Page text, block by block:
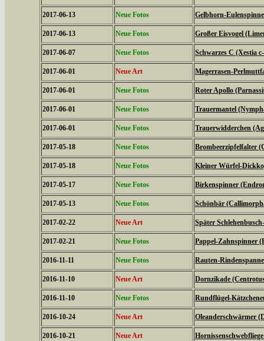
2017-06-13 Neue Fotos Gelbhorn-
2017-06-13 Neue Fotos Großer Eisvogel
2017-06-07 Neue Fotos Schwarzes C (Xestia
2017-06-01 Neue Art Magerrasen-
2017-06-01 Neue Fotos Roter Apollo
2017-06-01 Neue Fotos Trauermantel
2017-06-01 Neue Fotos Trauerwidderchen
2017-05-18 Neue Fotos Brombeerzipfelfalter
2017-05-18 Neue Fotos Kleiner Würfel-
2017-05-17 Neue Fotos Birkenspinner
2017-05-13 Neue Fotos Schönbär
2017-02-22 Neue Art Später
2017-02-21 Neue Fotos Pappel-Zahnspinner
2016-11-11 Neue Fotos Rauten-
2016-11-10 Neue Art Dornzikade
2016-11-10 Neue Fotos Rundflügel-
2016-10-24 Neue Art Oleanderschwärmer
2016-10-21 Neue Art